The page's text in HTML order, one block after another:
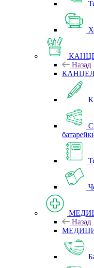
Назад
Назад